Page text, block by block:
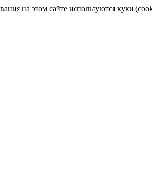
на этом сайте используются куки